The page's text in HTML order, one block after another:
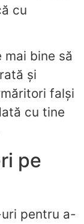
cu
mai bine să
și
falși
cu tine
pe
pentru a-